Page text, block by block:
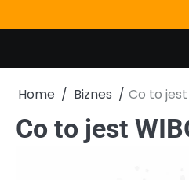
to
Home Biznes Co to
Co to jest